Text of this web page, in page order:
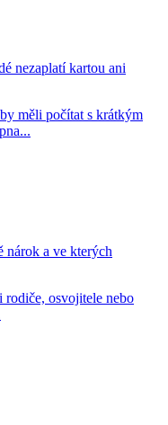
nezaplatí kartou ani
měli počítat s krátkým
nárok a ve kterých
rodiče, osvojitele nebo